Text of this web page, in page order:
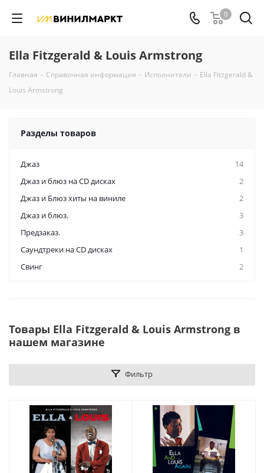
0
Ella Fitzgerald & Louis Armstrong
Главная - Справочная информация - Исполнители - Ella Fitzgerald &
Louis Armstrong
Разделы товаров
Джаз
14
Джаз и блюз на CD дисках
2
Джаз и Блюз хиты на виниле
2
Джаз и блюз.
3
Предзаказ.
3
Саундтреки на CD дисках
1
Свинг
2
Товары Ella Fitzgerald & Louis Armstrong в
нашем магазине
Фильтр